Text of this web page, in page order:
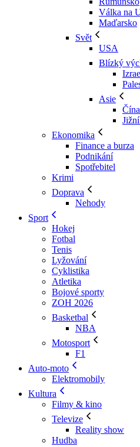
Válka na
Maďarsko
Svět
USA
Blízký
Asie
Čína
Ekonomika
Finance a burza
Podnikání
Spotřebitel
Krimi
Doprava
Nehody
Sport
Hokej
Fotbal
Tenis
Lyžování
Cyklistika
Atletika
Bojové sporty
ZOH 2026
Basketbal
NBA
Motosport
F1
Auto-moto
Elektromobily
Kultura
Filmy & kino
Televize
Reality show
Hudba